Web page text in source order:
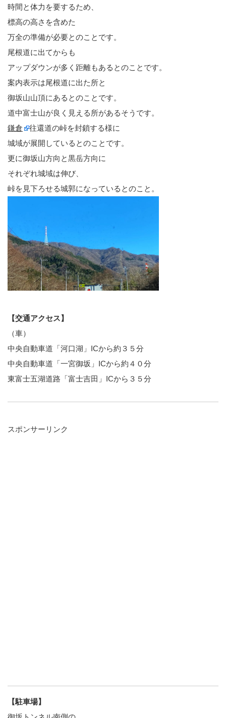
時間と体力を要するため、
標高の高さを含めた
万全の準備が必要とのことです。
尾根道に出てからも
アップダウンが多く距離もあるとのことです。
案内表示は尾根道に出た所と
御坂山山頂にあるとのことです。
道中富士山が良く見える所があるそうです。
鎌倉
往還道の峠を封鎖する様に
城域が展開しているとのことです。
更に御坂山方向と黒岳方向に
それぞれ城域は伸び、
峠を見下ろせる城郭になっているとのこと。
【交通アクセス】
（車）
中央自動車道「河口湖」ICから約３５分
中央自動車道「一宮御坂」ICから約４０分
東富士五湖道路「富士吉田」ICから３５分
スポンサーリンク
【駐車場】